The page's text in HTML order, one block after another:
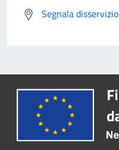
Segnala disservizio